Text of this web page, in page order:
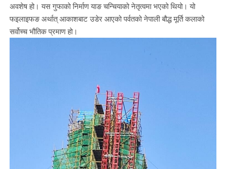
अवशेष हो। यस गुफाको निर्माण याङ चन्चियाको नेतृत्वमा भएको थियो। यो
फइलाइफङ अर्थात् आकाशबाट उडेर आएको पर्वतको नेपाली बौद्ध मूर्ति कलाको
सर्वोच्च भौतिक प्रमाण हो।